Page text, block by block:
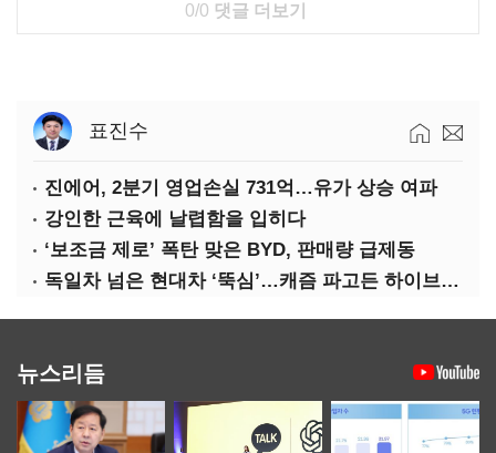
0/0 댓글 더보기
표진수
진에어, 2분기 영업손실 731억…유가 상승 여파
강인한 근육에 날렵함을 입히다
‘보조금 제로’ 폭탄 맞은 BYD, 판매량 급제동
독일차 넘은 현대차 ‘뚝심’…캐즘 파고든 하이브리드 역전극
뉴스리듬